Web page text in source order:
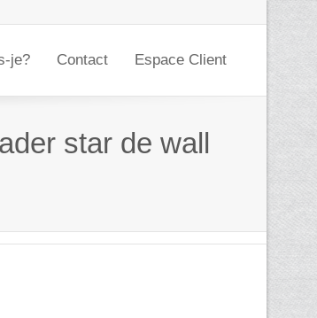
je? Contact Espace Client
star de wall